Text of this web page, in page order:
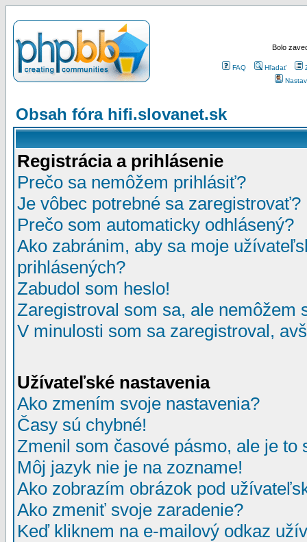
Bolo
FAQ Hľadať
Obsah fóra hifi.slovanet.sk
Registrácia a prihlásenie
Prečo sa nemôžem prihlásiť?
Je vôbec potrebné sa zaregistrovať?
Prečo som automaticky odhlásený?
Ako zabránim, aby sa moje
prihlásených?
Zabudol som heslo!
Zaregistroval som sa, ale nemôžem
V minulosti som sa zaregistroval,
Užívateľské nastavenia
Ako zmením svoje nastavenia?
Časy sú chybné!
Zmenil som časové pásmo, ale je to
Môj jazyk nie je na zozname!
Ako zobrazím obrázok pod
Ako zmeniť svoje zaradenie?
Keď kliknem na e-mailový odkaz